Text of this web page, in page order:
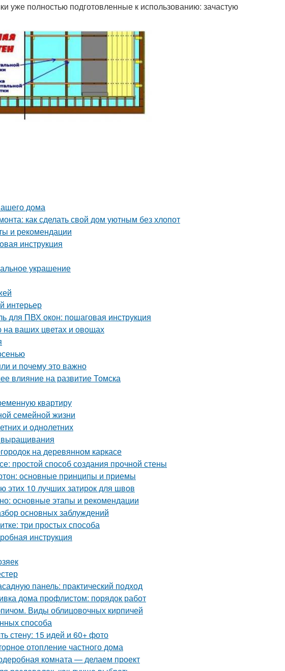
уже полностью подготовленные к использованию: зачастую
дома
как сделать свой дом уютным без хлопот
и рекомендации
инструкция
украшение
интерьер
для ПВХ окон: пошаговая инструкция
на ваших цветах и овощах
и почему это важно
влияние на развитие Томска
квартиру
семейной жизни
и однолетних
выращивания
на деревянном каркасе
простой способ создания прочной стены
основные принципы и приемы
10 лучших затирок для швов
основные этапы и рекомендации
основных заблуждений
три простых способа
инструкция
панель: практический подход
дома профлистом: порядок работ
Виды облицовочных кирпичей
способа
стену: 15 идей и 60+ фото
отопление частного дома
комната — делаем проект